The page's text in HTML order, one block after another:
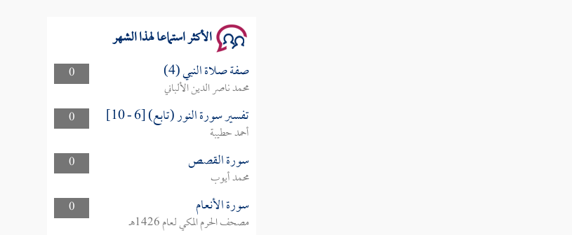
الأكثر استماعا لهذا الشهر
0 صفة صلاة النبي (4)
محمد ناصر الدين الألباني
0
تفسير سورة النور (تابع) [6 - 10]
أحمد حطيبة
0
سورة القصص
محمد أيوب
0
سورة الأنعام
مصحف الحرم المكي لعام 1426هـ